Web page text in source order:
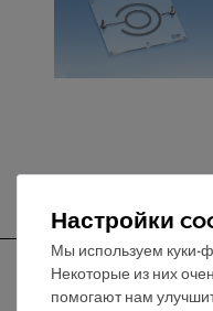
Настройки
Мы используем куки-
Некоторые из них
помогают нам